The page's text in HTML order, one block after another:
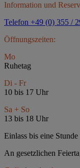
Information und
Telefon +49 (0) 355 /
Öffnungszeiten:
Mo
Ruhetag
Di - Fr
10 bis 17 Uhr
Sa + So
13 bis 18 Uhr
Einlass bis eine
An gesetzlichen